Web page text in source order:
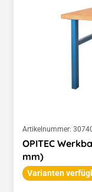
Artikelnummer:
OPITEC
mm)
Varianten